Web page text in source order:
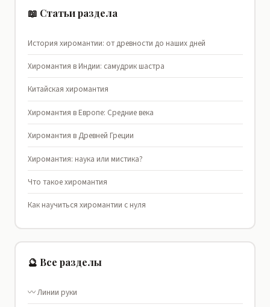
📖 Статьи раздела
История хиромантии: от древности до наших дней
Хиромантия в Индии: самудрик шастра
Китайская хиромантия
Хиромантия в Европе: Средние века
Хиромантия в Древней Греции
Хиромантия: наука или мистика?
Что такое хиромантия
Как научиться хиромантии с нуля
🔮 Все разделы
〰️ Линии руки